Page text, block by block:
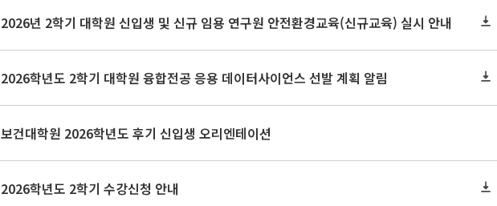
2026년 2학기 대학원 신입생 및 신규 임용 연구원 안전환경교육(신규교육) 실시 안내
2026학년도 2학기 대학원 융합전공 응용 데이터사이언스 선발 계획 알림
보건대학원 2026학년도 후기 신입생 오리엔테이션
2026학년도 2학기 수강신청 안내